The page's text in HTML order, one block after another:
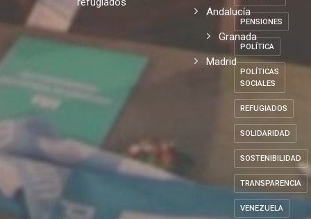
experiencia
refugiados
Andalucia
Local
Andalucía
Granada
PARTIDOS
POLÍTICOS
DE
ESPAÑA
PENSIONES
POLÍTICA
POLÍTICAS
SOCIALES
REFUGIADOS
SOLIDARIDAD
SOSTENIBILIDAD